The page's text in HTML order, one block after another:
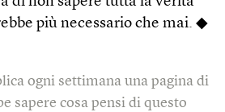
più necessario che mai. ◆
ogni settimana una pagina di
sapere cosa pensi di questo